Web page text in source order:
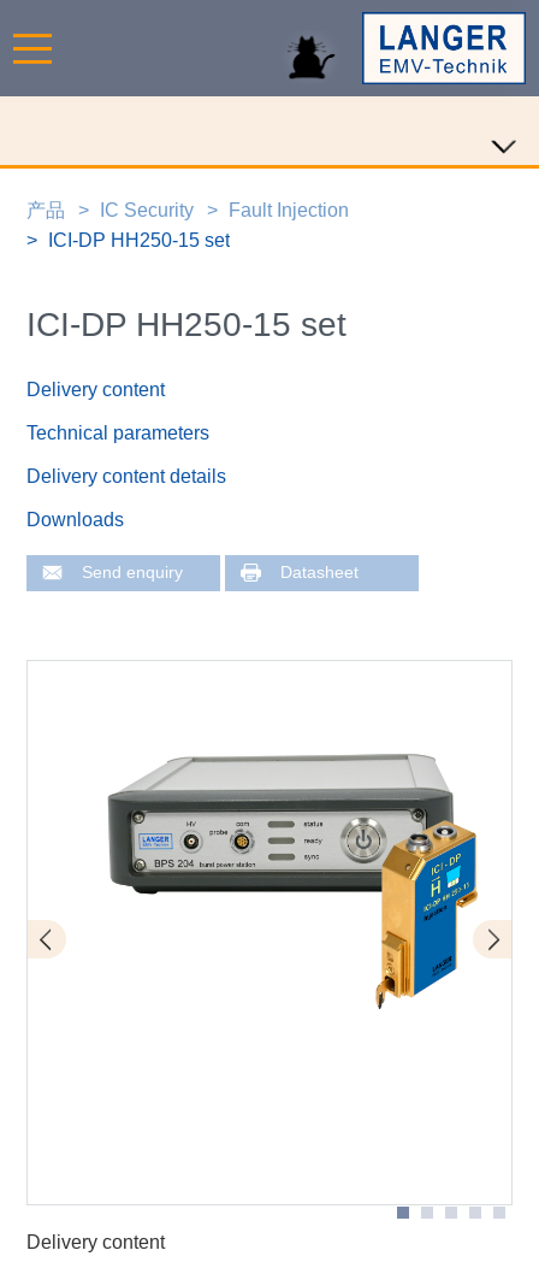
产品 IC Security
Fault Injection
ICI-DP HH250-15 set
ICI-DP HH250-15 set
Delivery content
Technical parameters
Delivery content details
Downloads
Send enquiry Datasheet
Fault injection measuring station with Langer IC scanner
Delivery content